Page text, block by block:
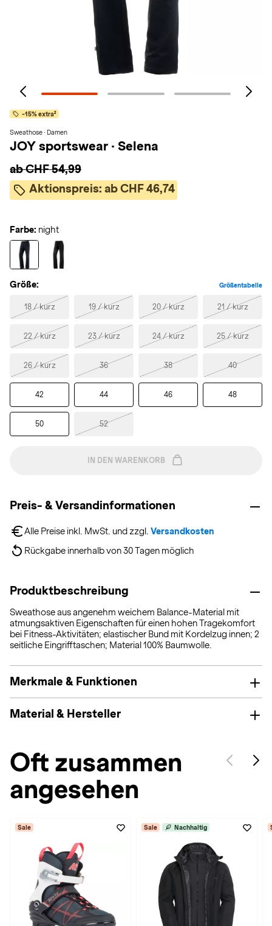
-15% extra²
Sweathose · Damen
JOY sportswear · Selena
ab CHF 54,99
Aktionspreis: ab CHF 46,74
Farbe: night
Größe: Größentabelle
18 / kurz 19 / kurz 20 / kurz 21 / kurz
22 / kurz 23 / kurz 24 / kurz 25 / kurz
26 / kurz 36 38 40
42 44 46 48
50 52
IN DEN WARENKORB
Preis- & Versandinformationen
Alle Preise inkl. MwSt. und zzgl. Versandkosten
Rückgabe innerhalb von 30 Tagen möglich
Produktbeschreibung
Sweathose aus angenehm weichem Balance-Material mit
atmungsaktiven Eigenschaften für einen hohen Tragekomfort
bei Fitness-Aktivitäten; elastischer Bund mit Kordelzug innen; 2
seitliche Eingrifftaschen; Material 100% Baumwolle.
Merkmale & Funktionen
Material & Hersteller
Oft zusammen
angesehen
Sale Sale Nachhaltig